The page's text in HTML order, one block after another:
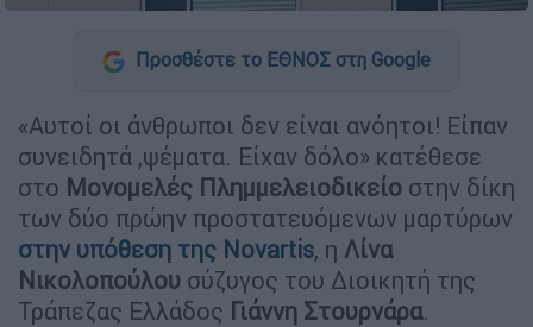
Προσθέστε το ΕΘΝΟΣ στη Google
«Αυτοί οι άνθρωποι δεν είναι ανόητοι! Είπαν
συνειδητά ,ψέματα. Είχαν δόλο» κατέθεσε
στο Μονομελές Πλημμελειοδικείο στην δίκη
των δύο πρώην προστατευόμενων μαρτύρων
στην υπόθεση της Novartis, η Λίνα
Νικολοπούλου σύζυγος του Διοικητή της
Τράπεζας Ελλάδος Γιάννη Στουρνάρα.